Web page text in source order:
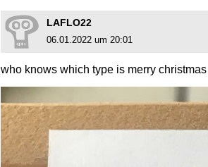
LAFLO22
06.01.2022 um 20:01
who knows which type is merry